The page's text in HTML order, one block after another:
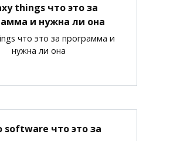
things что это за
и нужна ли она
что это за программа и
нужна ли она
software что это за